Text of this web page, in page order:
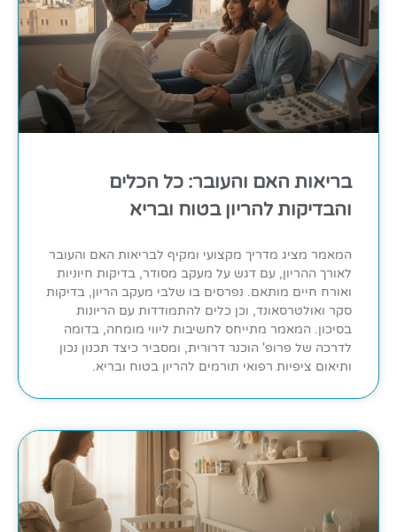
בריאות האם והעובר: כל הכלים
והבדיקות להריון בטוח ובריא
המאמר מציג מדריך מקצועי ומקיף לבריאות האם והעובר
לאורך ההריון, עם דגש על מעקב מסודר, בדיקות חיוניות
ואורח חיים מותאם. נפרסים בו שלבי מעקב הריון, בדיקות
סקר ואולטרסאונד, וכן כלים להתמודדות עם הריונות
בסיכון. המאמר מתייחס לחשיבות ליווי מומחה, בדומה
לדרכה של פרופ' הוכנר דרורית, ומסביר כיצד תכנון נכון
ותיאום ציפיות רפואי תורמים להריון בטוח ובריא.